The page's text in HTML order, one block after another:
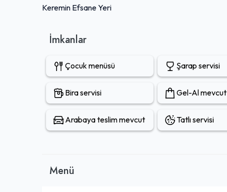
Keremin Efsane Yeri
İmkanlar
Çocuk menüsü Şarap servisi
Bira servisi Gel-Al mevcut
Arabaya teslim mevcut Tatlı servisi
Menü